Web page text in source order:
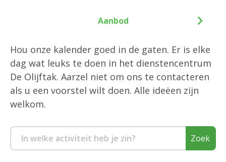
Hou onze kalender goed in de gaten. Er is elke
dag wat leuks te doen in het dienstencentrum
De Olijftak. Aarzel niet om ons te contacteren
als u een voorstel wilt doen. Alle ideëen zijn
welkom.
Zoek
Aanbod